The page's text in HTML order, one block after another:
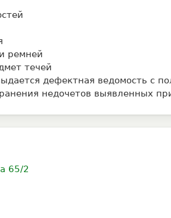
ремней
течей
дефектная ведомость с
недочетов выявленных
65/2